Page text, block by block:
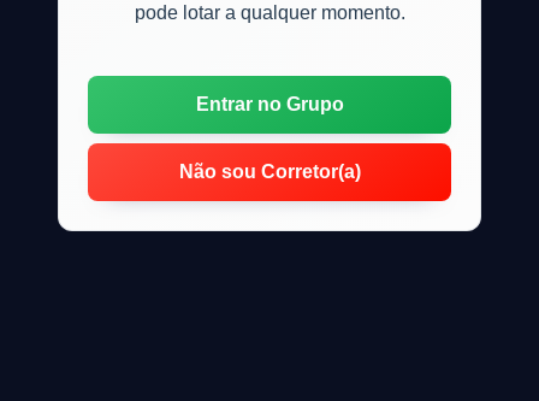
pode lotar a qualquer momento.
Entrar no Grupo
Não sou Corretor(a)